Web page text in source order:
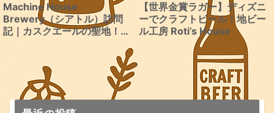
Machine House
Brewery（シアトル）訪問
記｜カスクエールの聖地！
【世界金賞ラガー】ディズニ
ーでクラフトビール！地ビー
ル工房 Roti’s House